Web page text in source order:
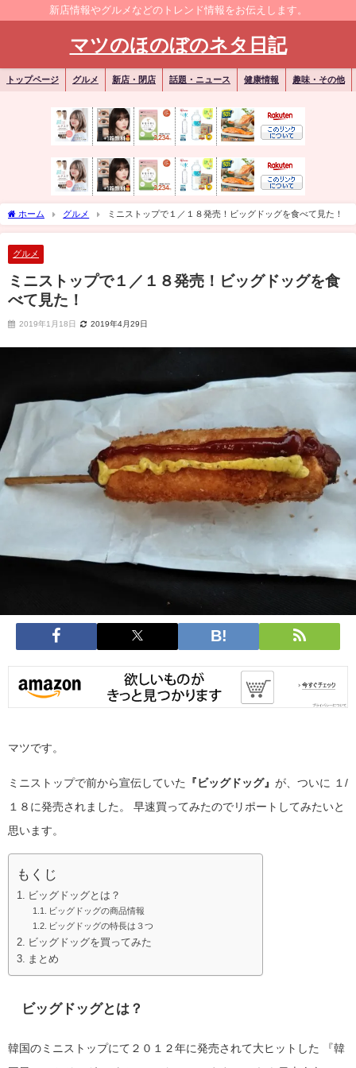
新店情報やグルメなどのトレンド情報をお伝えします。
マツのほのぼのネタ日記
トップページ グルメ 新店・閉店 話題・ニュース 健康情報 趣味・その他
ホーム グルメ ミニストップで１／１８発売！ビッグドッグを食べて見た！
グルメ
ミニストップで１／１８発売！ビッグドッグを食
べて見た！
2019年1月18日 2019年4月29日
マツです。
ミニストップで前から宣伝していた 『ビッグドッグ』 が、ついに １/
１８に発売されました。 早速買ってみたのでリポートしてみたいと
思います。
もくじ
ビッグドッグとは？
ビッグドッグの商品情報
ビッグドッグの特長は３つ
ビッグドッグを買ってみた
まとめ
ビッグドッグとは？
韓国のミニストップにて２０１２年に発売されて大ヒットした 『韓